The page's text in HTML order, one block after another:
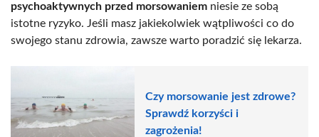
psychoaktywnych przed morsowaniem niesie ze sobą
istotne ryzyko. Jeśli masz jakiekolwiek wątpliwości co do
swojego stanu zdrowia, zawsze warto poradzić się lekarza.
Czy morsowanie jest zdrowe?
Sprawdź korzyści i
zagrożenia!